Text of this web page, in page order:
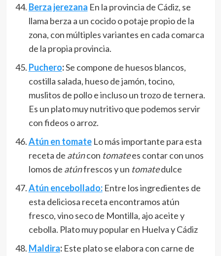
Berza jerezana En la provincia de Cádiz, se
llama berza a un cocido o potaje propio de la
zona, con múltiples variantes en cada comarca
de la propia provincia.
Puchero:Se compone de huesos blancos,
costilla salada, hueso de jamón, tocino,
muslitos de pollo e incluso un trozo de ternera.
Es un plato muy nutritivo que podemos servir
con fideos o arroz.
Atún en tomate Lo más importante para esta
receta de atúncon tomatees contar con unos
lomos de atúnfrescos y un tomatedulce
Atún encebollado: Entre los ingredientes de
esta deliciosa receta encontramos atún
fresco, vino seco de Montilla, ajo aceite y
cebolla. Plato muy popular en Huelva y Cádiz
Maldira: Este plato se elabora con carne de